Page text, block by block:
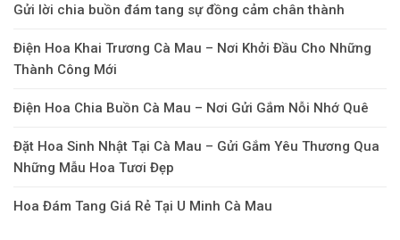
Gửi lời chia buồn đám tang sự đồng cảm chân thành
Điện Hoa Khai Trương Cà Mau – Nơi Khởi Đầu Cho Những
Thành Công Mới
Điện Hoa Chia Buồn Cà Mau – Nơi Gửi Gắm Nỗi Nhớ Quê
Đặt Hoa Sinh Nhật Tại Cà Mau – Gửi Gắm Yêu Thương Qua
Những Mẫu Hoa Tươi Đẹp
Hoa Đám Tang Giá Rẻ Tại U Minh Cà Mau